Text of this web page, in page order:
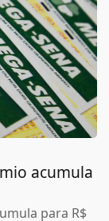
acumula
para R$